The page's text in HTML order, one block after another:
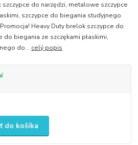
szczypce do narzędzi, metalowe szczypce
szczypce do biegania studyjnego
Heavy Duty brelok szczypce do
biegania ze szczękami płaskimi,
do... celý popis
do košíka